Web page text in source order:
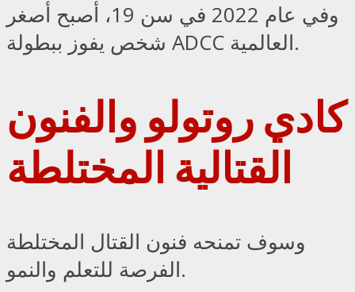
وفي عام 2022 في سن 19، أصبح أصغر
شخص يفوز ببطولة ADCC العالمية.
كادي روتولو والفنون
القتالية المختلطة
وسوف تمنحه فنون القتال المختلطة
الفرصة للتعلم والنمو.